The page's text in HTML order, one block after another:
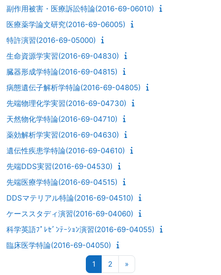
副作用被害・医療訴訟特論(2016-69-06010)
医療薬学論文研究(2016-69-06005)
特許演習(2016-69-05000)
生命資源学実習(2016-69-04830)
臓器形成学特論(2016-69-04815)
病態遺伝子解析学特論(2016-69-04805)
先端物理化学実習(2016-69-04730)
天然物化学特論(2016-69-04710)
薬効解析学実習(2016-69-04630)
遺伝性疾患学特論(2016-69-04610)
先端DDS実習(2016-69-04530)
先端医療学特論(2016-69-04515)
DDSマテリアル特論(2016-69-04510)
ケーススタディ演習(2016-69-04060)
科学英語ﾌﾟﾚｾﾞﾝﾃｰｼｮﾝ演習(2016-69-04055)
臨床医学特論(2016-69-04050)
1 Page 1
2 Page 2
»